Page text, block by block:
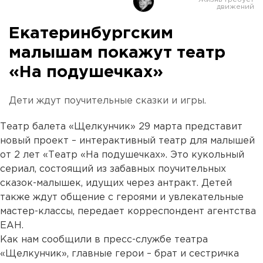
Екатеринбургским
малышам покажут театр
«На подушечках»
Дети ждут поучительные сказки и игры.
Театр балета «Щелкунчик» 29 марта представит
новый проект – интерактивный театр для малышей
от 2 лет «Театр «На подушечках». Это кукольный
сериал, состоящий из забавных поучительных
сказок-малышек, идущих через антракт. Детей
также ждут общение с героями и увлекательные
мастер-классы, передает корреспондент агентства
ЕАН.
Как нам сообщили в пресс-службе театра
«Щелкунчик», главные герои – брат и сестричка